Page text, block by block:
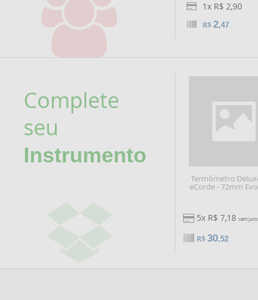
1x R$ 2,90
R$2,47
Complete
seu
Instrumento
Termômetro
eCorde - 72mm
5x R$ 7,18 sem
R$30,52